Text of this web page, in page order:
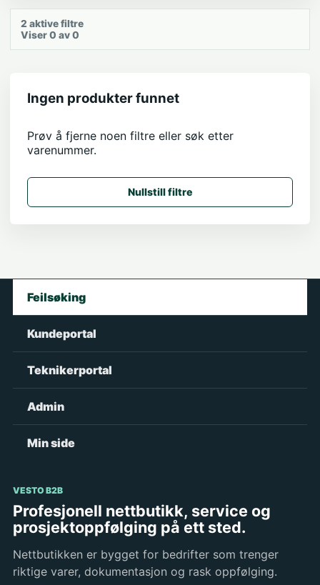
2 aktive filtre
Viser 0 av 0
Ingen produkter funnet
Prøv å fjerne noen filtre eller søk etter
varenummer.
Nullstill filtre
Feilsøking
Kundeportal
Teknikerportal
Admin
Min side
VESTO B2B
Profesjonell nettbutikk, service og
prosjektoppfølging på ett sted.
Nettbutikken er bygget for bedrifter som trenger
riktige varer, dokumentasjon og rask oppfølging.